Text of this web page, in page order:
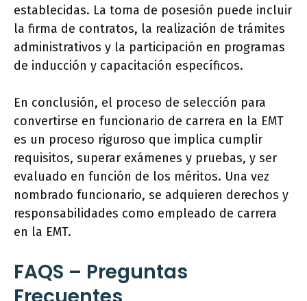
establecidas. La toma de posesión puede incluir
la firma de contratos, la realización de trámites
administrativos y la participación en programas
de inducción y capacitación específicos.
En conclusión, el proceso de selección para
convertirse en funcionario de carrera en la EMT
es un proceso riguroso que implica cumplir
requisitos, superar exámenes y pruebas, y ser
evaluado en función de los méritos. Una vez
nombrado funcionario, se adquieren derechos y
responsabilidades como empleado de carrera
en la EMT.
FAQS – Preguntas